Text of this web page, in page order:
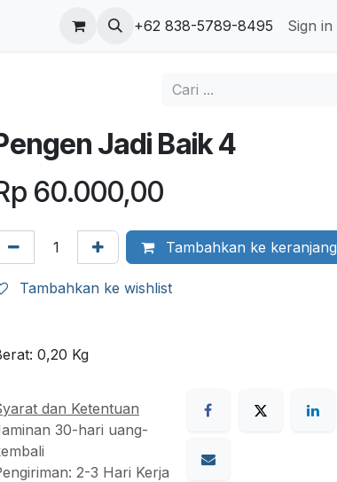
+62 838-5789-8495 Sign in
Jadi Baik 4
60.000,00
Tambahkan ke keranjang
Tambahkan ke wishlist
0,20 Kg
dan Ketentuan
30-hari uang-
2-3 Hari Kerja